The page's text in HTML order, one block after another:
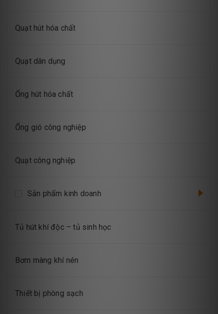
Quạt hút hóa chất
Quạt dân dụng
Ống hút hóa chất
Ống gió công nghiệp
Quạt công nghiệp
Sản phẩm kinh doanh
Tủ hút khí độc – tủ sinh học
Bơm màng khí nén
Thiết bị phòng sạch